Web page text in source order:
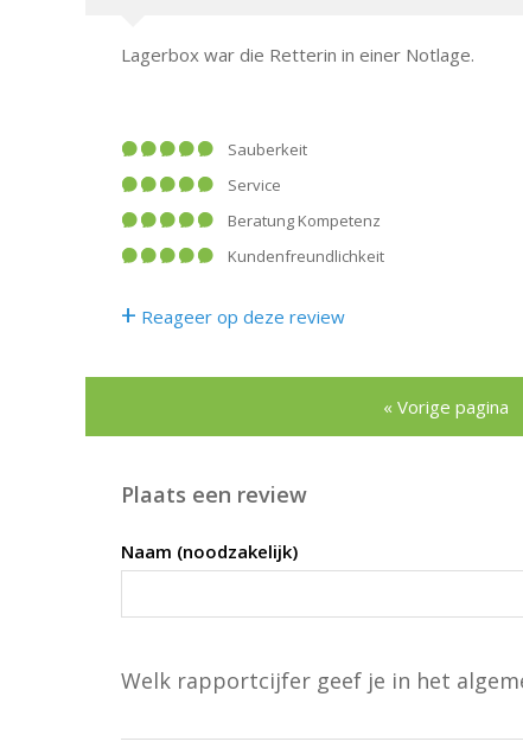
Lagerbox war die Retterin in einer Notlage.
Sauberkeit
Service
Beratung Kompetenz
Kundenfreundlichkeit
+ Reageer op deze review
« Vorige pagina
Plaats een review
Naam (noodzakelijk)
Welk rapportcijfer geef je in het